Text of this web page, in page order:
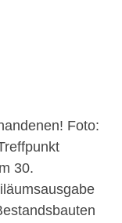
Foto:
30.